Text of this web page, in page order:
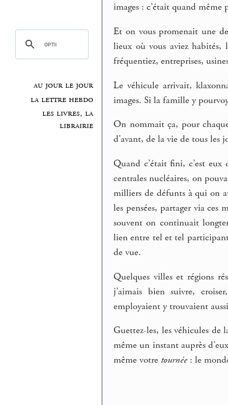
au jour le jour
la lettre hebdo
les livres, la
librairie
images : c’était quand même
Et on vous promenait une
lieux où vous aviez habités,
fréquentiez, entreprises,
Le véhicule arrivait,
images. Si la famille y
On nommait ça, pour
d’avant, de la vie de tous les
Quand c’était fini, c’est eux
centrales nucléaires, on
milliers de défunts à qui on
les pensées, partager via ces
souvent on continuait
lien entre tel et tel
de vue.
Quelques villes et régions
j’aimais bien suivre,
employaient y trouvaient
Guettez-les, les véhicules de
même un instant auprès
même votre tournée : le